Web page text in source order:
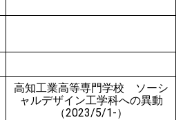
高知工業高等専門学校 ソーシ
ャルデザイン工学科への異動
（2023/5/1-）